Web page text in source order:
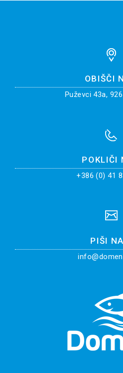
OBIŠČI
Puževci 43a,
POKLIČI
+386 (0) 41
PIŠI